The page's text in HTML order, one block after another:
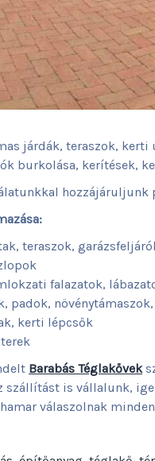
járdák, teraszok,
burkolása, kerítések,
hozzájáruljunk
teraszok,
falazatok,
padok,
kerti lépcsők
Barabás Téglakővek
szállítást is vállalunk,
válaszolnak